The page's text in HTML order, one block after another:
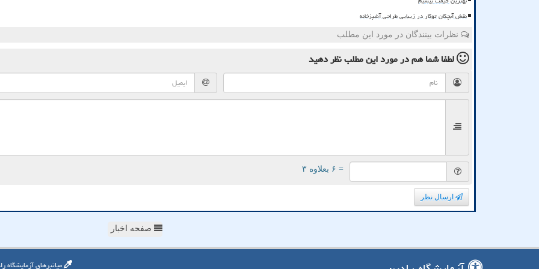
نقش آبچکان توکار در زیبایی طراحی آشپزخانه
نظرات بینندگان در مورد این مطلب
لطفا شما همدر مورد این مطلبنظر دهید
= ۶ بعلاوه ۳
ارسال نظر
صفحه اخبار
میانبرهای آزمایشگاه